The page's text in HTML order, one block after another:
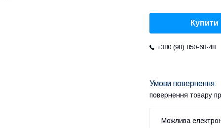
Купити
+380 (98) 850-68-48
повернення товару